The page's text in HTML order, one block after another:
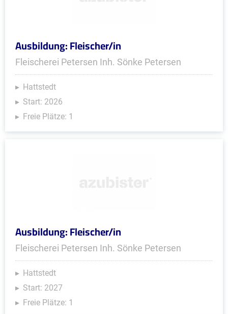
Ausbildung: Fleischer/in
Fleischerei Petersen Inh. Sönke Petersen
Hattstedt
Start: 2026
Freie Plätze: 1
Ausbildung: Fleischer/in
Fleischerei Petersen Inh. Sönke Petersen
Hattstedt
Start: 2027
Freie Plätze: 1